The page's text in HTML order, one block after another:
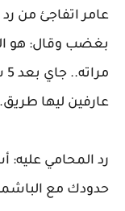
عامر اتفاجئ من
بغضب وقال: هو
عارفين ليها طريق.
رد المحامي
حدودك مع